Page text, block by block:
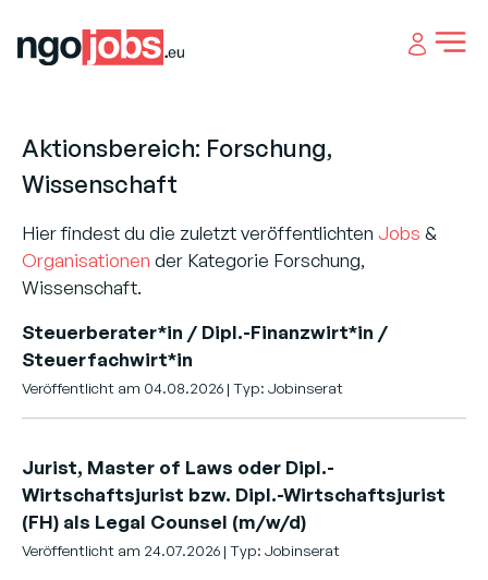
Open
Aktionsbereich: Forschung,
Wissenschaft
Hier findest du die zuletzt veröffentlichten Jobs &
Organisationen der Kategorie Forschung,
Wissenschaft.
Steuerberater*in / Dipl.-Finanzwirt*in /
Steuerfachwirt*in
Veröffentlicht am 04.08.2026 | Typ: Jobinserat
Jurist, Master of Laws oder Dipl.-
Wirtschaftsjurist bzw. Dipl.-Wirtschaftsjurist
(FH) als Legal Counsel (m/w/d)
Veröffentlicht am 24.07.2026 | Typ: Jobinserat